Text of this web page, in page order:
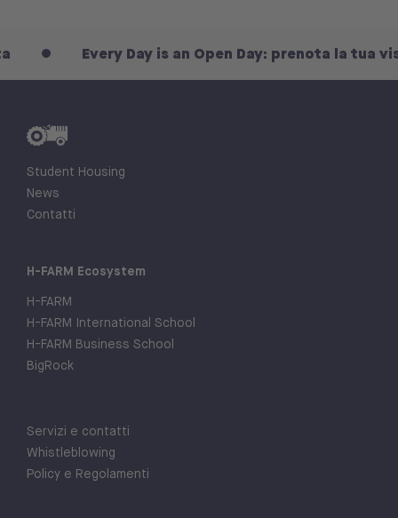
Every Day is an Open Day: prenota la tua visita
Student Housing
News
Contatti
H-FARM Ecosystem
H-FARM
H-FARM International School
H-FARM Business School
BigRock
Servizi e contatti
Whistleblowing
Policy e Regolamenti